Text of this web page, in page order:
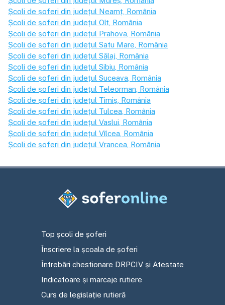
Școli de șoferi din județul Neamț , România
Școli de șoferi din județul Olt , România
Școli de șoferi din județul Prahova , România
Școli de șoferi din județul Satu Mare , România
Școli de șoferi din județul Sălaj , România
Școli de șoferi din județul Sibiu , România
Școli de șoferi din județul Suceava , România
Școli de șoferi din județul Teleorman , România
Școli de șoferi din județul Timiș , România
Școli de șoferi din județul Tulcea , România
Școli de șoferi din județul Vaslui , România
Școli de șoferi din județul Vîlcea , România
Școli de șoferi din județul Vrancea , România
Top școli de șoferi
Înscriere la școala de șoferi
Întrebări chestionare DRPCIV și Atestate
Indicatoare și marcaje rutiere
Curs de legislație rutieră